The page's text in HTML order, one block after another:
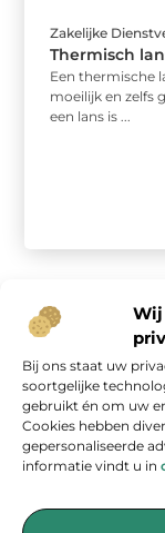
Wij
Bij ons staat uw
soortgelijke
gebruikt én om uw
Cookies hebben
gepersonaliseerde
informatie vindt u in
Zakelijke
Thermisch
Een thermische
moeilijk en zelfs
een lans is ...
Onze